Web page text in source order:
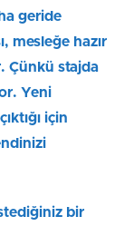
geride
mesleğe hazır
Çünkü stajda
Yeni
için
bir